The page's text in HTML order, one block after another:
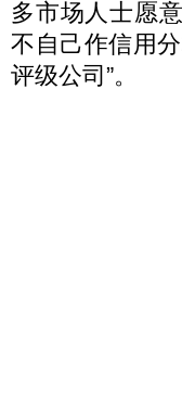
多市场人士愿
不自己作信用
评级公司”。